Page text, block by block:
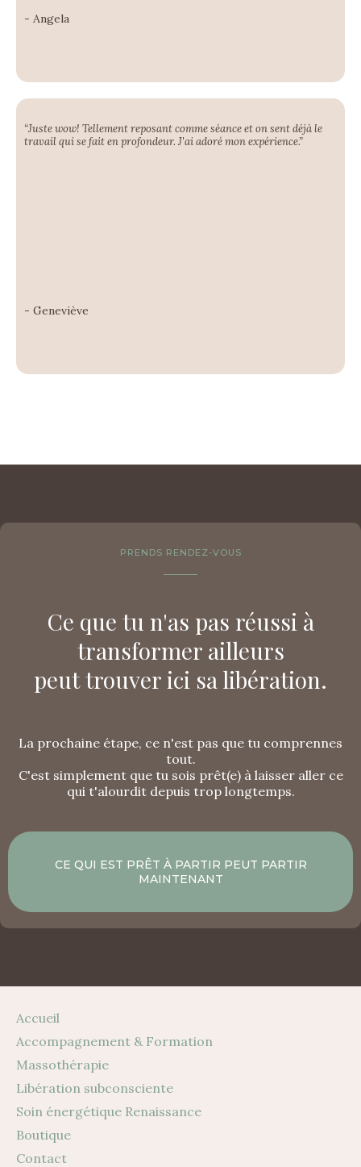
- Angela
“Juste wow! Tellement reposant comme séance et on sent déjà le
travail qui se fait en profondeur. J'ai adoré mon expérience.”
- Geneviève
PRENDS RENDEZ-VOUS
Ce que tu n'as pas réussi à
transformer ailleurs
peut trouver ici sa libération.
La prochaine étape, ce n'est pas que tu comprennes
tout.
C'est simplement que tu sois prêt(e) à laisser aller ce
qui t'alourdit depuis trop longtemps.
CE QUI EST PRÊT À PARTIR PEUT PARTIR
MAINTENANT
Accueil
Accompagnement & Formation
Massothérapie
Libération subconsciente
Soin énergétique Renaissance
Boutique
Contact